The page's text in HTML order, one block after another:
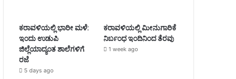
ಕರಾವಳಿಯಲ್ಲಿ ಭಾರೀ ಮಳೆ:
ಇಂದು ಉಡುಪಿ
ಜಿಲ್ಲೆಯಾದ್ಯಂತ ಶಾಲೆಗಳಿಗೆ
ರಜೆ
5 days ago
ಕರಾವಳಿಯಲ್ಲಿ ಮೀನುಗಾರಿಕೆ
ನಿರ್ಬಂಧ ಇಂದಿನಿಂದ ತೆರವು
1 week ago